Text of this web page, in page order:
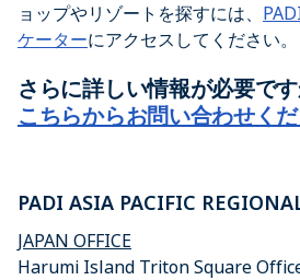
ョップやリゾートを探すには、
ケーターにアクセスしてください。
さらに詳しい情報が必要で
こちらからお問い合わせく
PADI ASIA PACIFIC
JAPAN OFFICE
Harumi Island Triton Square